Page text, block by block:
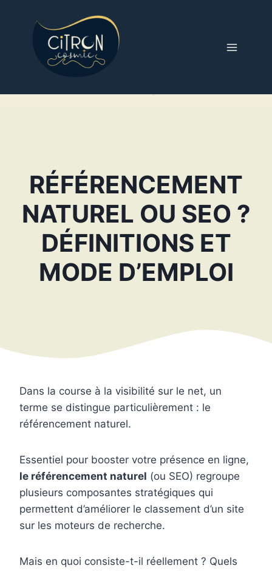
RÉFÉRENCEMENT
NATUREL OU SEO ?
DÉFINITIONS ET
MODE D’EMPLOI
Dans la course à la visibilité sur le net, un
terme se distingue particulièrement : le
référencement naturel.
Essentiel pour booster votre présence en ligne,
le référencement naturel (ou SEO) regroupe
plusieurs composantes stratégiques qui
permettent d’améliorer le classement d’un site
sur les moteurs de recherche.
Mais en quoi consiste-t-il réellement ? Quels